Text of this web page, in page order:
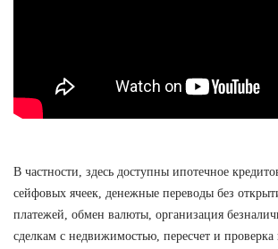
В частности, здесь доступны ипотечное
сейфовых ячеек, денежные переводы без
платежей, обмен валюты, организация
сделкам с недвижимостью, пересчет и